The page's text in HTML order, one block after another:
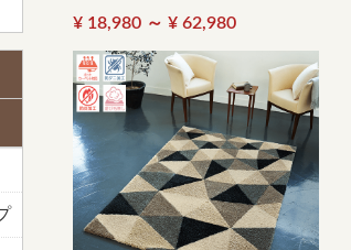
¥ 18,980 ～ ¥ 62,980